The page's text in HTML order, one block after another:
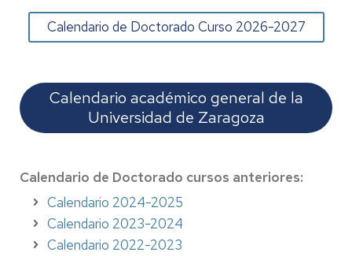
Calendario de Doctorado Curso 2026-2027
Calendario académico general de la
Universidad de Zaragoza
Calendario de Doctorado cursos anteriores:
Calendario 2024-2025
Calendario 2023-2024
Calendario 2022-2023